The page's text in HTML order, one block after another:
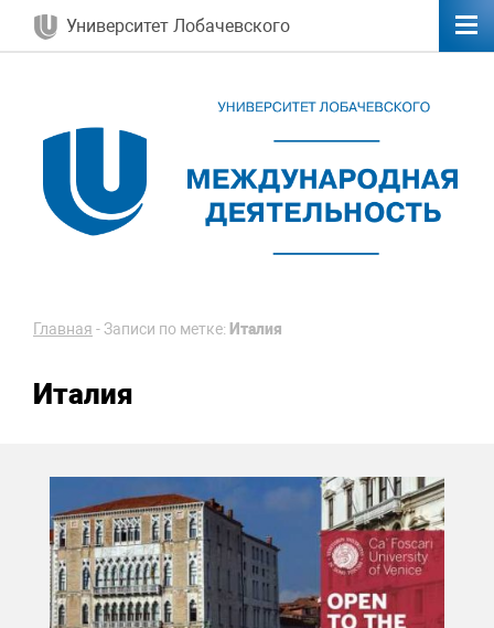
Университет Лобачевского
Главная -Записи по метке: Италия
Италия